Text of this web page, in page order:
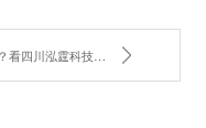
技术服务公司如何盈利？看四川泓霆科技的多元化布局